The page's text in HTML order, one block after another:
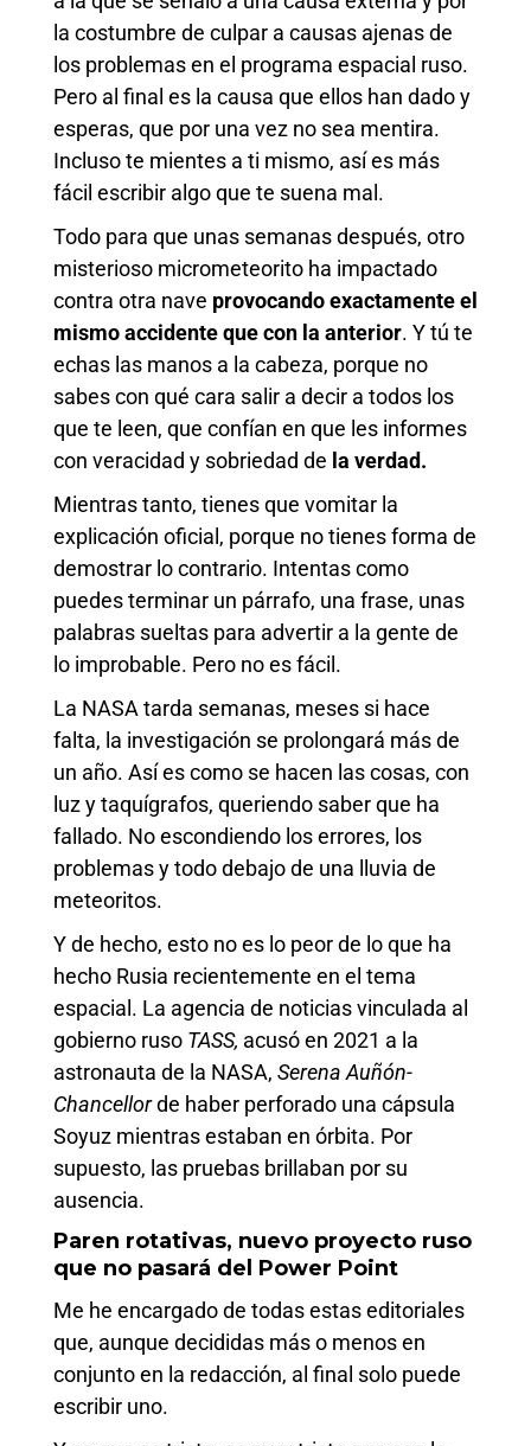
la costumbre de culpar a causas ajenas de
los problemas en el programa espacial ruso.
Pero al final es la causa que ellos han dado y
esperas, que por una vez no sea mentira.
Incluso te mientes a ti mismo, así es más
fácil escribir algo que te suena mal.
Todo para que unas semanas después, otro
misterioso micrometeorito ha impactado
contra otra nave provocando exactamente el
mismo accidente que con la anterior. Y tú te
echas las manos a la cabeza, porque no
sabes con qué cara salir a decir a todos los
que te leen, que confían en que les informes
con veracidad y sobriedad de la verdad.
Mientras tanto, tienes que vomitar la
explicación oficial, porque no tienes forma de
demostrar lo contrario. Intentas como
puedes terminar un párrafo, una frase, unas
palabras sueltas para advertir a la gente de
lo improbable. Pero no es fácil.
La NASA tarda semanas, meses si hace
falta, la investigación se prolongará más de
un año. Así es como se hacen las cosas, con
luz y taquígrafos, queriendo saber que ha
fallado. No escondiendo los errores, los
problemas y todo debajo de una lluvia de
meteoritos.
Y de hecho, esto no es lo peor de lo que ha
hecho Rusia recientemente en el tema
espacial. La agencia de noticias vinculada al
gobierno ruso TASS, acusó en 2021 a la
astronauta de la NASA, Serena Auñón-
Chancellorde haber perforado una cápsula
Soyuz mientras estaban en órbita. Por
supuesto, las pruebas brillaban por su
ausencia.
Paren rotativas, nuevo proyecto ruso
que no pasará del Power Point
Me he encargado de todas estas editoriales
que, aunque decididas más o menos en
conjunto en la redacción, al final solo puede
escribir uno.